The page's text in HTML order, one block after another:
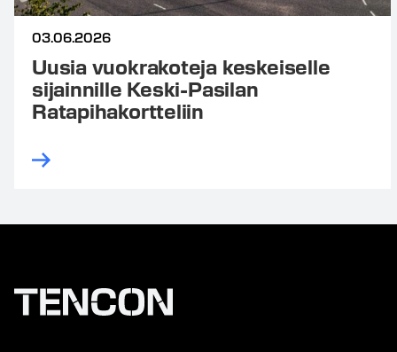
03.06.2026
Uusia vuokrakoteja keskeiselle
sijainnille Keski-Pasilan
Ratapihakortteliin